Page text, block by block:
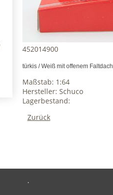
452014900
türkis / Weiß mit offenem Faltdach
Maßstab: 1:64
Hersteller: Schuco
Lagerbestand:
Zurück
.